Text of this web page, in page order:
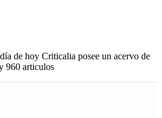
de hoy Criticalia posee un acervo de
960 articulos